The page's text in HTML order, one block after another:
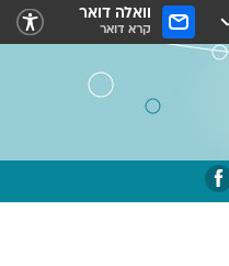
וואלה דואר
קרא דואר